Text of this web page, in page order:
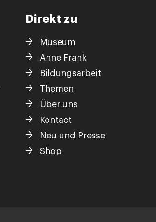
Direkt zu
Museum
Anne Frank
Bildungsarbeit
Themen
Über uns
Kontact
Neu und Presse
Shop